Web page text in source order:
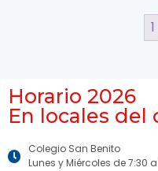
1
Horario 2026
En locales del
Colegio San Benito
Lunes y Miércoles de 7:30 a